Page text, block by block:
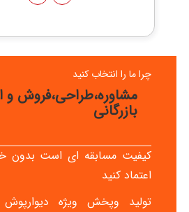
چرا ما را انتخاب کنید
مشاوره،طراحی،فروش و
بازرگانی
کیفیت مسابقه ای است بدون
اعتماد کنید
تولید وپخش ویژه